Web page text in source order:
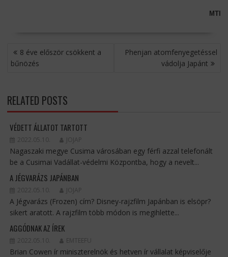
MTI
BEJEGYZÉS
NAVIGÁCIÓ
8 éve először csökkent a
bűnözés
Phenjan atomfenyegetéssel
vádolja Japánt
RELATED POSTS
VÉDETT ÁLLATOT TARTOTT
2022.05.10. JOJAP
Nagaszaki megye Cusima városában egy férfi azzal telefonált
be a Cusimai Vadállat-védelmi Központba, hogy a nevelt...
A JÉGVARÁZS JAPÁNBAN
2022.05.10. JOJAP
A Jégvarázs (Frozen) cím? Disney-rajzfilm Japánban is elsöpr?
sikert aratott. A rajzfilm több módon is megihlette...
AGGÓDNAK AZ ÍREK
2022.05.10. EMTEEFU
Brian Cowen ír miniszterelnök és hetven ír vállalat képviselője